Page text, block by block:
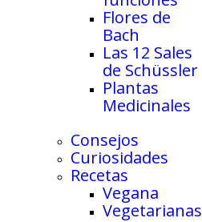
Flores de
Bach
Las 12 Sales
de Schüssler
Plantas
Medicinales
Consejos
Curiosidades
Recetas
Vegana
Vegetarianas